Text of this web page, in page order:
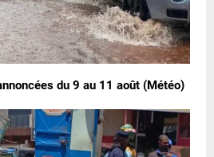
du 9 au 11 août (Météo)